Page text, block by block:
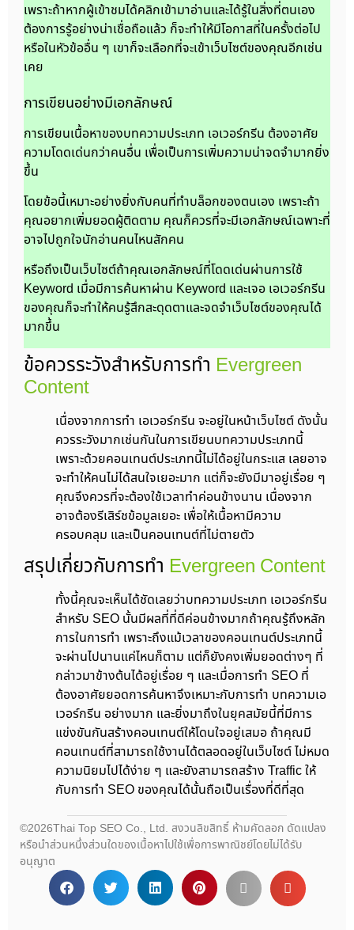
เพราะถ้าหากผู้เข้าชมได้คลิกเข้ามาอ่านและได้รู้ในสิ่งที่ตนเอง
ต้องการรู้อย่างน่าเชื่อถือแล้ว ก็จะทำให้มีโอกาสที่ในครั้งต่อไป
หรือในหัวข้ออื่น ๆ เขาก็จะเลือกที่จะเข้าเว็บไซต์ของคุณอีกเช่น
เคย
การเขียนอย่างมีเอกลักษณ์
การเขียนเนื้อหาของบทความประเภท เอเวอร์กรีน ต้องอาศัย
ความโดดเด่นกว่าคนอื่น เพื่อเป็นการเพิ่มความน่าจดจำมากยิ่ง
ขึ้น
โดยข้อนี้เหมาะอย่างยิ่งกับคนที่ทำบล็อกของตนเอง เพราะถ้า
คุณอยากเพิ่มยอดผู้ติดตาม คุณก็ควรที่จะมีเอกลักษณ์เฉพาะที่
อาจไปถูกใจนักอ่านคนไหนสักคน
หรือถึงเป็นเว็บไซต์ถ้าคุณเอกลักษณ์ที่โดดเด่นผ่านการใช้
Keyword เมื่อมีการค้นหาผ่าน Keyword และเจอ เอเวอร์กรีน
ของคุณก็จะทำให้คนรู้สึกสะดุดตาและจดจำเว็บไซต์ของคุณได้
มากขึ้น
ข้อควรระวังสำหรับการทำ Evergreen
Content
เนื่องจากการทำ เอเวอร์กรีน จะอยู่ในหน้าเว็บไซต์ ดังนั้น
ควรระวังมากเช่นกันในการเขียนบทความประเภทนี้
เพราะด้วยคอนเทนต์ประเภทนี้ไม่ได้อยู่ในกระแส เลยอาจ
จะทำให้คนไม่ได้สนใจเยอะมาก แต่ก็จะยังมีมาอยู่เรื่อย ๆ
คุณจึงควรที่จะต้องใช้เวลาทำค่อนข้างนาน เนื่องจาก
อาจต้องรีเสิร์ชข้อมูลเยอะ เพื่อให้เนื้อหามีความ
ครอบคลุม และเป็นคอนเทนต์ที่ไม่ตายตัว
สรุปเกี่ยวกับการทำ Evergreen Content
ทั้งนี้คุณจะเห็นได้ชัดเลยว่าบทความประเภท เอเวอร์กรีน
สำหรับ SEO นั้นมีผลที่ที่ดีค่อนข้างมากถ้าคุณรู้ถึงหลัก
การในการทำ เพราะถึงแม้เวลาของคอนเทนต์ประเภทนี้
จะผ่านไปนานแค่ไหนก็ตาม แต่ก็ยังคงเพิ่มยอดต่างๆ ที่
กล่าวมาข้างต้นได้อยู่เรื่อย ๆ และเมื่อการทำ SEO ที่
ต้องอาศัยยอดการค้นหาจึงเหมาะกับการทำ บทความเอ
เวอร์กรีน อย่างมาก และยิ่งมาถึงในยุคสมัยนี้ที่มีการ
แข่งขันกันสร้างคอนเทนต์ให้โดนใจอยู่เสมอ ถ้าคุณมี
คอนเทนต์ที่สามารถใช้งานได้ตลอดอยู่ในเว็บไซต์ ไม่หมด
ความนิยมไปได้ง่าย ๆ และยังสามารถสร้าง Traffic ให้
กับการทำ SEO ของคุณได้นั้นถือเป็นเรื่องที่ดีที่สุด
©2026Thai Top SEO Co., Ltd. สงวนลิขสิทธิ์ ห้ามคัดลอก ดัดแปลง
หรือนำส่วนหนึ่งส่วนใดของเนื้อหาไปใช้เพื่อการพาณิชย์โดยไม่ได้รับ
อนุญาต